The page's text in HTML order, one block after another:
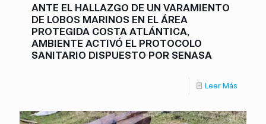
ANTE EL HALLAZGO DE UN VARAMIENTO
DE LOBOS MARINOS EN EL ÁREA
PROTEGIDA COSTA ATLÁNTICA,
AMBIENTE ACTIVÓ EL PROTOCOLO
SANITARIO DISPUESTO POR SENASA
Leer Más